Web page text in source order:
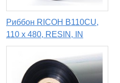
Риббон RICOH B110CU,
110 х 480, RESIN, IN